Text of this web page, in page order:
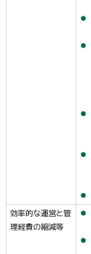
効率的な運営と管
理経費の縮減等